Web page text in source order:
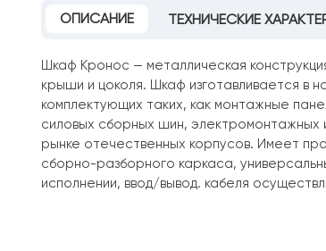
ОПИСАНИЕ ТЕХНИЧЕСКИЕ
Шкаф Кронос — металлическая
крыши и цоколя. Шкаф изготавливается в
комплектующих таких, как монтажные
силовых сборных шин, электромонтажных
рынке отечественных корпусов. Имеет
сборно-разборного каркаса,
исполнении, ввод/вывод. кабеля